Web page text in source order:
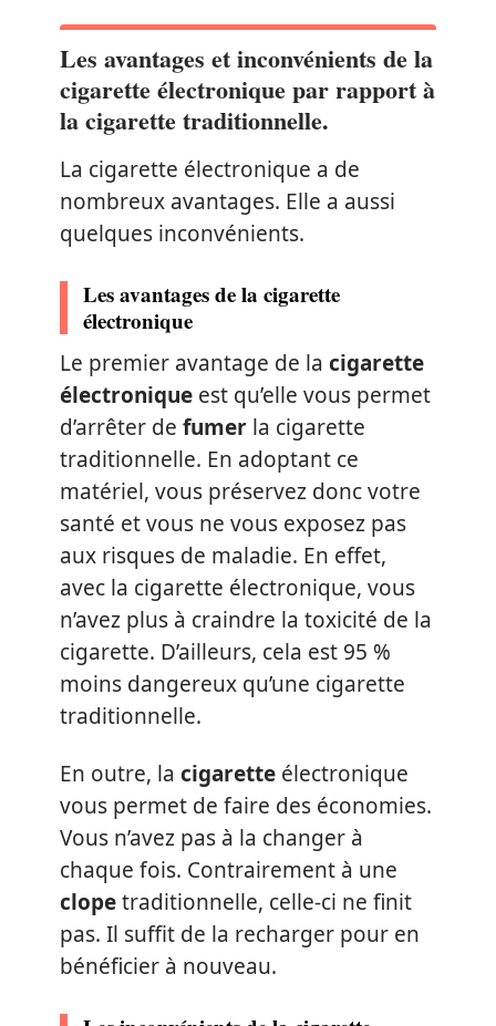
Les avantages et inconvénients de la
cigarette électronique par rapport à
la cigarette traditionnelle.
La cigarette électronique a de
nombreux avantages. Elle a aussi
quelques inconvénients.
Les avantages de la cigarette
électronique
Le premier avantage de la cigarette
électronique est qu’elle vous permet
d’arrêter de fumer la cigarette
traditionnelle. En adoptant ce
matériel, vous préservez donc votre
santé et vous ne vous exposez pas
aux risques de maladie. En effet,
avec la cigarette électronique, vous
n’avez plus à craindre la toxicité de la
cigarette. D’ailleurs, cela est 95 %
moins dangereux qu’une cigarette
traditionnelle.
En outre, la cigarette électronique
vous permet de faire des économies.
Vous n’avez pas à la changer à
chaque fois. Contrairement à une
clopetraditionnelle, celle-ci ne finit
pas. Il suffit de la recharger pour en
bénéficier à nouveau.